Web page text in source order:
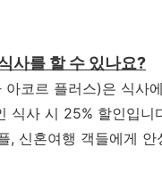
사를 할 수 있나요?
아코르 플러스)은 식
사 시 25% 할인입
, 신혼여행 객들에게 안